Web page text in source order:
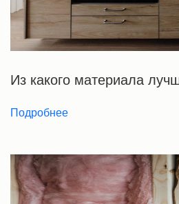
Из какого материала
Подробнее